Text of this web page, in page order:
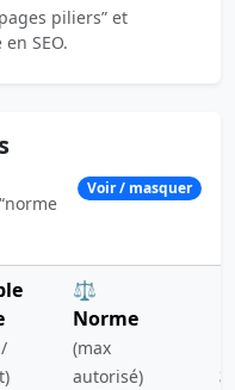
piliers” et
SEO.
Voir / masquer
⚖️
Norme
(max
autorisé)